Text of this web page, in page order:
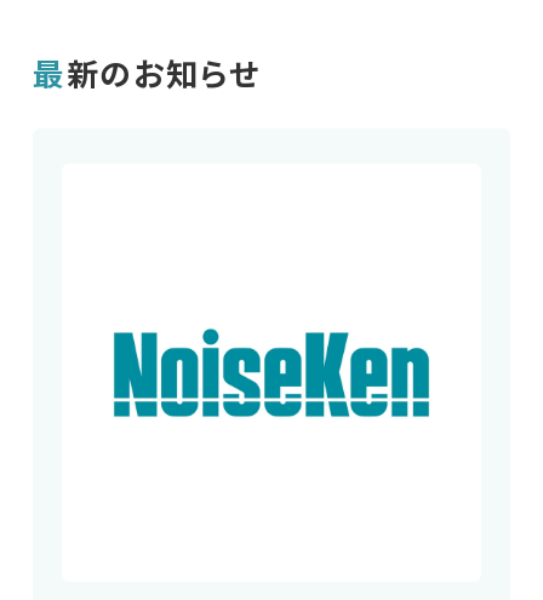
最新のお知らせ